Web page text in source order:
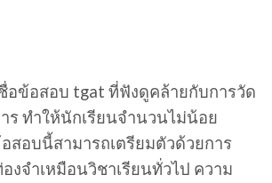
อข้อสอบ tgat ที่ฟังดูคล้ายกับการวัด
ร ทำให้นักเรียนจำนวนไม่น้อย
อสอบนี้สามารถเตรียมตัวด้วยการ
งจำเหมือนวิชาเรียนทั่วไป ความ